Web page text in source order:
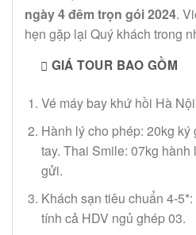
ngày 4 đêm trọn gói 2024.
hẹn gặp lại Quý khách trong
GIÁ TOUR BAO GỒM
Vé máy bay khứ hồi Hà
Hành lý cho phép: 20kg
tay. Thai Smile: 07kg hành
gửi.
Khách sạn tiêu chuẩn 4-
tính cả HDV ngủ ghép 03.